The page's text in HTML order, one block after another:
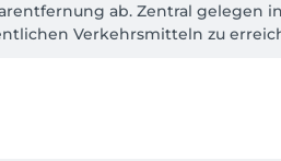
ab. Zentral gelegen
Verkehrsmitteln zu